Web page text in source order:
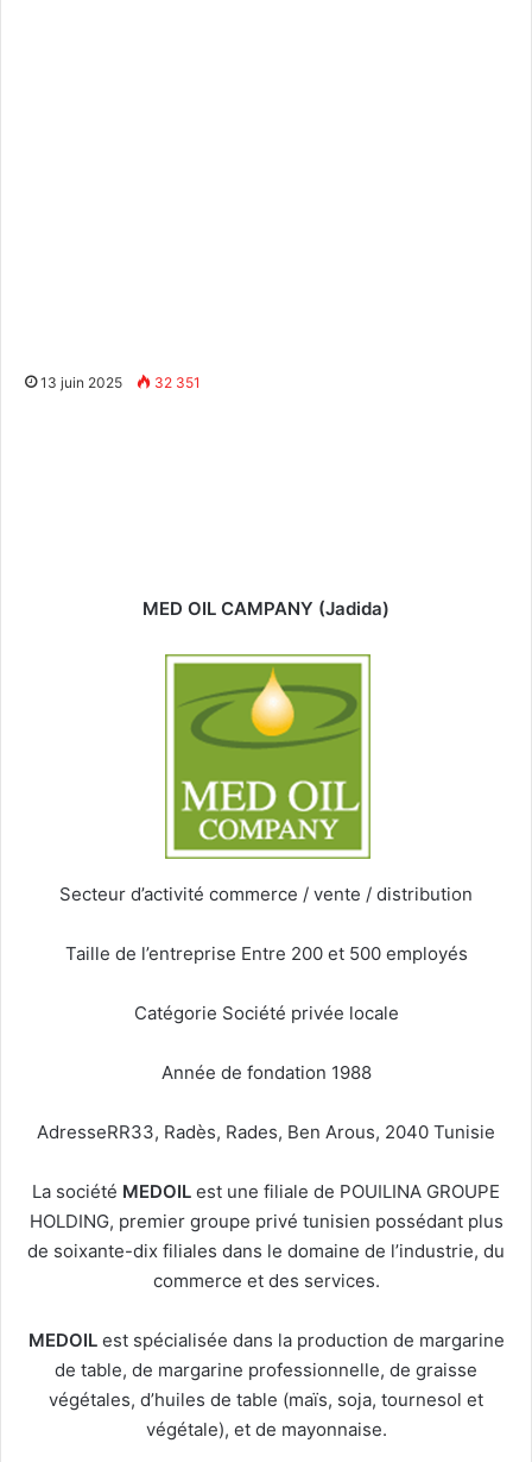
13 juin 2025 32 351
MED OIL CAMPANY (Jadida)
Secteur d’activité commerce / vente / distribution
Taille de l’entreprise Entre 200 et 500 employés
Catégorie Société privée locale
Année de fondation 1988
AdresseRR33, Radès, Rades, Ben Arous, 2040 Tunisie
La société MEDOIL est une filiale de POUILINA GROUPE
HOLDING, premier groupe privé tunisien possédant plus
de soixante-dix filiales dans le domaine de l’industrie, du
commerce et des services.
MEDOILest spécialisée dans la production de margarine
de table, de margarine professionnelle, de graisse
végétales, d’huiles de table (maïs, soja, tournesol et
végétale), et de mayonnaise.